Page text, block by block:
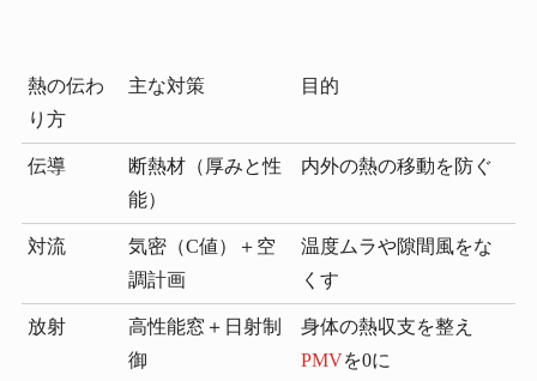
熱の伝わ
り方
主な対策 目的
伝導
断熱材（厚みと性
能）
内外の熱の移動を防ぐ
対流
気密（C値）＋空
調計画
温度ムラや隙間風をな
くす
放射
高性能窓＋日射制
御
身体の熱収支を整え
PMVを0に